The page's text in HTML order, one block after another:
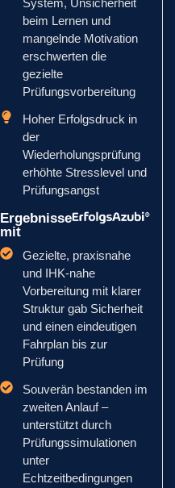
System, Unsicherheit
beim Lernen und
mangelnde Motivation
erschwerten die
gezielte
Prüfungsvorbereitung
Hoher Erfolgsdruck in
der
Wiederholungsprüfung
erhöhte Stresslevel und
Prüfungsangst
Ergebnisse
mit
Gezielte, praxisnahe
und IHK-nahe
Vorbereitung mit klarer
Struktur gab Sicherheit
und einen eindeutigen
Fahrplan bis zur
Prüfung
Souverän bestanden im
zweiten Anlauf –
unterstützt durch
Prüfungssimulationen
unter
Echtzeitbedingungen